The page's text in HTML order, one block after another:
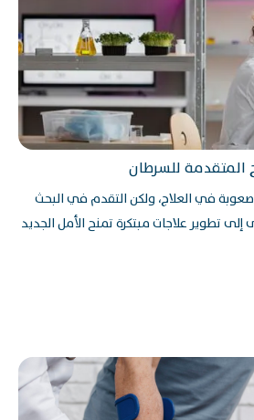
المتقدمة للسرطان
صعوبة في العلاج، ولكن التقدم في البحث
تطوير علاجات مبتكرة تمنح الأمل الجديد